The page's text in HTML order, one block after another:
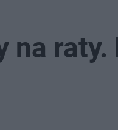
na raty.